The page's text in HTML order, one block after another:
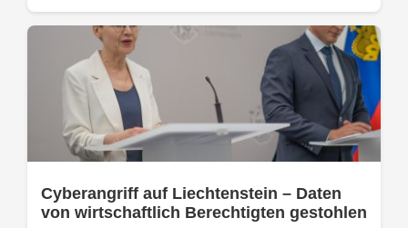
Cyberangriff auf Liechtenstein – Daten
von wirtschaftlich Berechtigten gestohlen